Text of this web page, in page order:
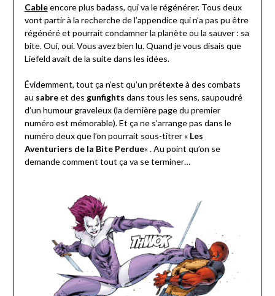
Cableencore plus badass, qui va le régénérer. Tous deux
vont partir à la recherche de l’appendice qui n’a pas pu être
régénéré et pourrait condamner la planète ou la sauver : sa
bite. Oui, oui. Vous avez bien lu. Quand je vous disais que
Liefeld avait de la suite dans les idées.
Évidemment, tout ça n’est qu’un prétexte à des combats
au sabreet des gunfights dans tous les sens, saupoudré
d’un humour graveleux (la dernière page du premier
numéro est mémorable). Et ça ne s’arrange pas dans le
numéro deux que l’on pourrait sous-titrer « Les
Aventuriers de la Bite Perdue« . Au point qu’on se
demande comment tout ça va se terminer…